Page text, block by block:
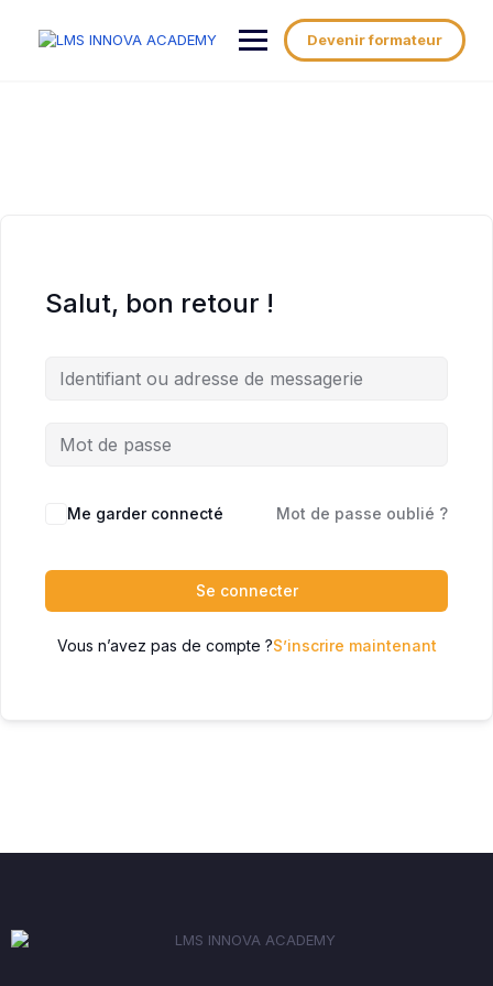
contenu
Devenir formateur
Salut, bon retour !
Me garder connecté Mot de passe oublié ?
Se connecter
Vous n’avez pas de compte ?S’inscrire maintenant